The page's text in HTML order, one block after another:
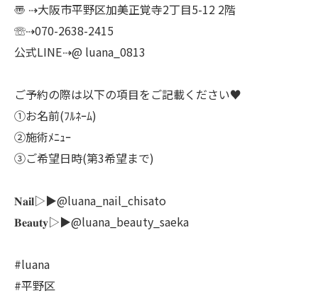
〠 ⇢大阪市平野区加美正覚寺2丁目5-12 2階
☏⇢070-2638-2415
公式LINE⇢@ luana_0813
ご予約の際は以下の項目をご記載ください♥
①お名前(ﾌﾙﾈｰﾑ)
②施術ﾒﾆｭｰ
③ご希望日時(第3希望まで)
𝐍𝐚𝐢𝐥▷▶@luana_nail_chisato
𝐁𝐞𝐚𝐮𝐭𝐲▷▶@luana_beauty_saeka
#luana
#平野区